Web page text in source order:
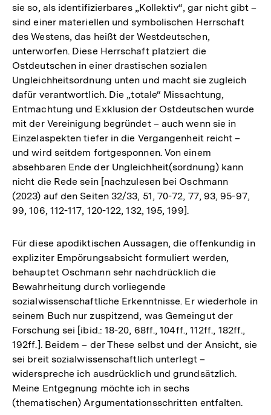
sie so, als identifizierbares „Kollektiv“, gar nicht gibt –
sind einer materiellen und symbolischen Herrschaft
des Westens, das heißt der Westdeutschen,
unterworfen. Diese Herrschaft platziert die
Ostdeutschen in einer drastischen sozialen
Ungleichheitsordnung unten und macht sie zugleich
dafür verantwortlich. Die „totale“ Missachtung,
Entmachtung und Exklusion der Ostdeutschen wurde
mit der Vereinigung begründet – auch wenn sie in
Einzelaspekten tiefer in die Vergangenheit reicht –
und wird seitdem fortgesponnen. Von einem
absehbaren Ende der Ungleichheit(sordnung) kann
nicht die Rede sein [nachzulesen bei Oschmann
(2023) auf den Seiten 32/33, 51, 70-72, 77, 93, 95-97,
99, 106, 112-117, 120-122, 132, 195, 199].
Für diese apodiktischen Aussagen, die offenkundig in
expliziter Empörungsabsicht formuliert werden,
behauptet Oschmann sehr nachdrücklich die
Bewahrheitung durch vorliegende
sozialwissenschaftliche Erkenntnisse. Er wiederhole in
seinem Buch nur zuspitzend, was Gemeingut der
Forschung sei [ibid.: 18-20, 68ff., 104ff., 112ff., 182ff.,
192ff.]. Beidem – der These selbst und der Ansicht, sie
sei breit sozialwissenschaftlich unterlegt –
widerspreche ich ausdrücklich und grundsätzlich.
Meine Entgegnung möchte ich in sechs
(thematischen) Argumentationsschritten entfalten.